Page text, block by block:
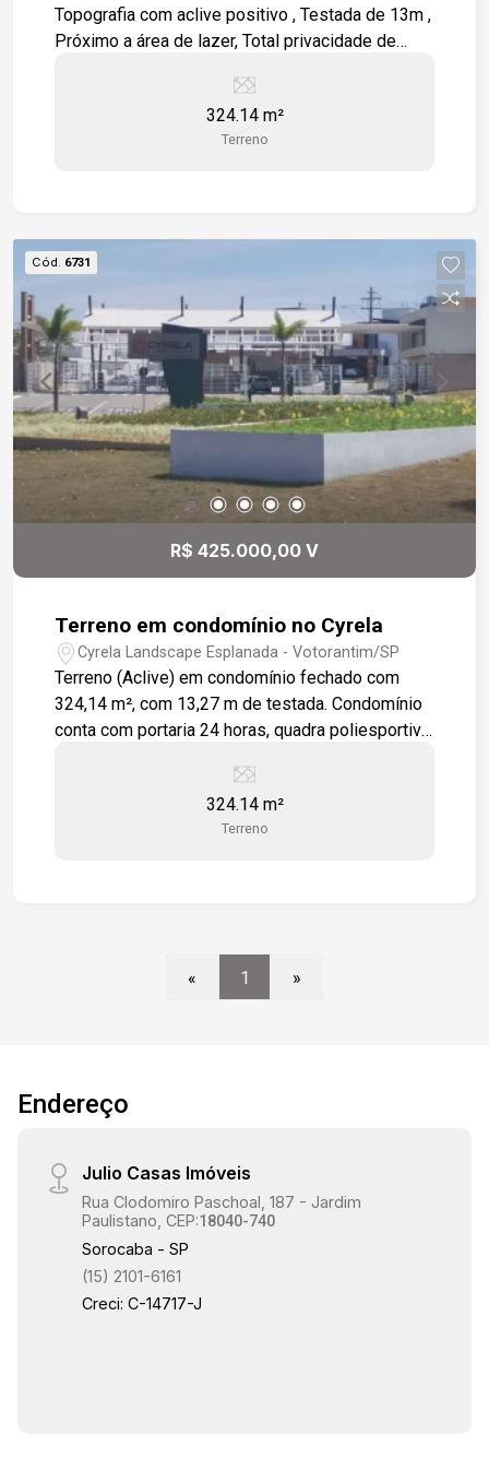
Topografia com aclive positivo , Testada de 13m ,
Próximo a área de lazer, Total privacidade de
Rodovia João Leme dos Santos.
324.14 m²
Terreno
Cód. 6731
R$ 425.000,00 V
Terreno em condomínio no Cyrela
Cyrela Landscape Esplanada - Votorantim/SP
Terreno (Aclive) em condomínio fechado com
324,14 m², com 13,27 m de testada. Condomínio
conta com portaria 24 horas, quadra poliesportiva,
mercado. Espaço de convivência.
324.14 m²
Terreno
« 1 »
Endereço
Julio Casas Imóveis
Rua Clodomiro Paschoal, 187 - Jardim
Paulistano, CEP:18040-740
Sorocaba - SP
(15) 2101-6161
Creci: C-14717-J